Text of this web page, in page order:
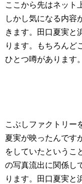
ここから先はネット
しかし気になる内容
きます。田口夏実と
ります。もちろんど
ひとつ噂があります。
こぶしファクトリー
夏実が映ったんです
をしていたというこ
の写真流出に関係し
ります。田口夏実と